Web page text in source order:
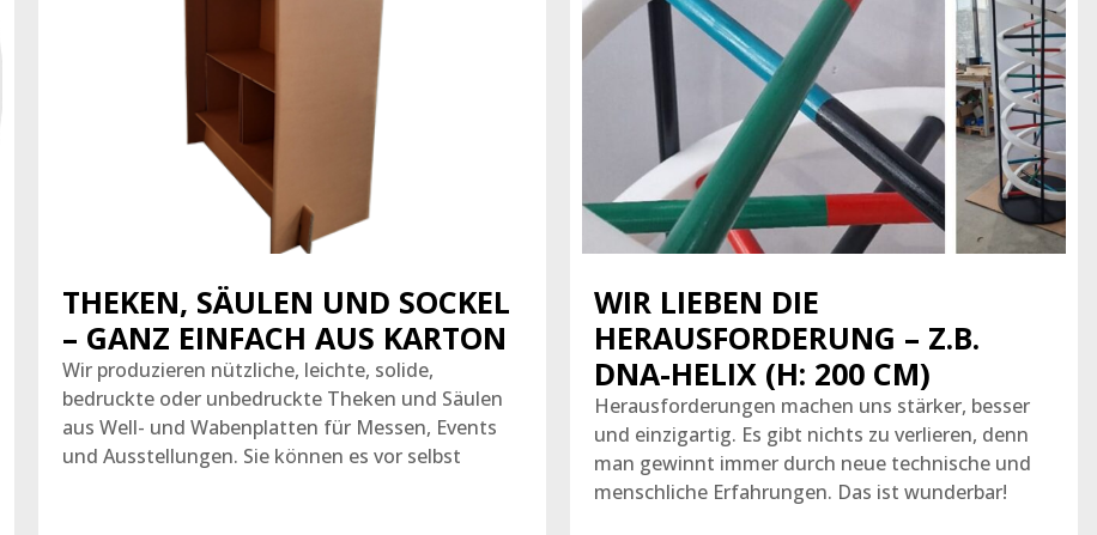
THEKEN, SÄULEN UND SOCKEL
– GANZ EINFACH AUS KARTON
Wir produzieren nützliche, leichte, solide,
bedruckte oder unbedruckte Theken und Säulen
aus Well- und Wabenplatten für Messen, Events
und Ausstellungen. Sie können es vor selbst
WIR LIEBEN DIE
HERAUSFORDERUNG – Z.B.
DNA-HELIX (H: 200 CM)
Herausforderungen machen uns stärker, besser
und einzigartig. Es gibt nichts zu verlieren, denn
man gewinnt immer durch neue technische und
menschliche Erfahrungen. Das ist wunderbar!